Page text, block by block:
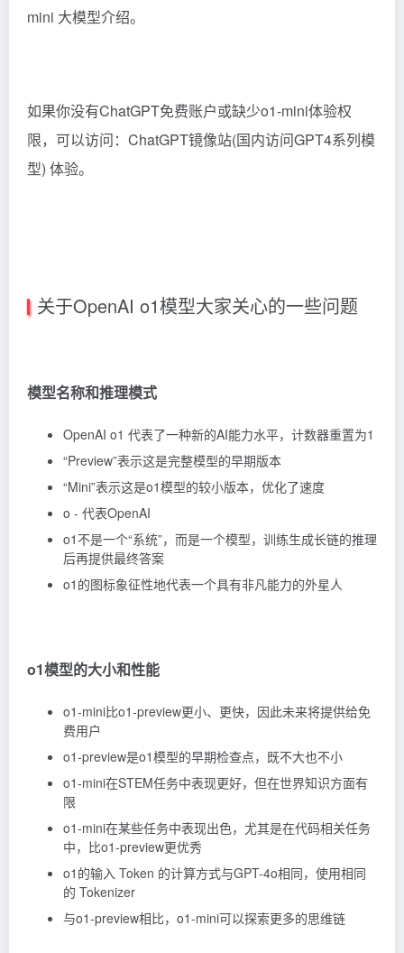
mini 大模型介绍。
如果你没有ChatGPT免费账户或缺少o1-mini体验权
限，可以访问： ChatGPT镜像站(国内访问GPT4系列模
型) 体验。
关于OpenAI o1模型大家关心的一些问题
模型名称和推理模式
OpenAI o1 代表了一种新的AI能力水平，计数器重置为1
“Preview”表示这是完整模型的早期版本
“Mini”表示这是o1模型的较小版本，优化了速度
o - 代表OpenAI
o1不是一个“系统”，而是一个模型，训练生成长链的推理
后再提供最终答案
o1的图标象征性地代表一个具有非凡能力的外星人
o1模型的大小和性能
o1-mini比o1-preview更小、更快，因此未来将提供给免
费用户
o1-preview是o1模型的早期检查点，既不大也不小
o1-mini在STEM任务中表现更好，但在世界知识方面有
限
o1-mini在某些任务中表现出色，尤其是在代码相关任务
中，比o1-preview更优秀
o1的输入 Token 的计算方式与GPT-4o相同，使用相同
的 Tokenizer
与o1-preview相比，o1-mini可以探索更多的思维链